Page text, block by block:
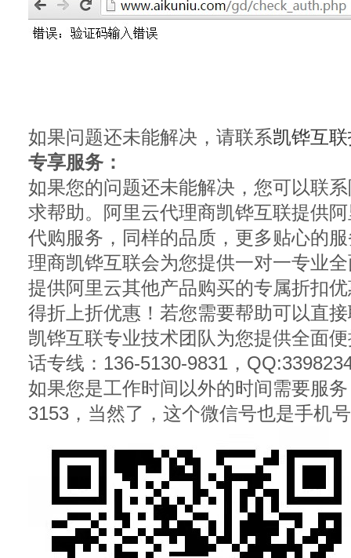
如果问题还未能解决，请联系凯铧互
专享服务：
如果您的问题还未能解决，您可以联
求帮助。阿里云代理商凯铧互联提供
代购服务，同样的品质，更多贴心的
理商凯铧互联会为您提供一对一专业
提供阿里云其他产品购买的专属折扣
得折上折优惠！若您需要帮助可以直
凯铧互联专业技术团队为您提供全面
话专线：136-5130-9831，
如果您是工作时间以外的时间需要服
3153，当然了，这个微信号也是手机